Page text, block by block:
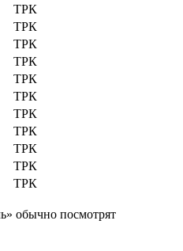
ТРК
ТРК
ТРК
ТРК
ТРК
ТРК
ТРК
ТРК
ТРК
ТРК
ТРК
обыч­но по­смот­рят